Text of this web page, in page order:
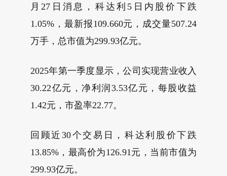
月27日消息，科达利5日内股价下跌
1.05%，最新报109.660元，成交量507.24
万手，总市值为299.93亿元。
2025年第一季度显示，公司实现营业收入
30.22亿元，净利润3.53亿元，每股收益
1.42元，市盈率22.77。
回顾近30个交易日，科达利股价下跌
13.85%，最高价为126.91元，当前市值为
299.93亿元。